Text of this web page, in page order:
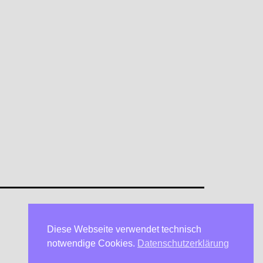
Datenschutzerklärung
Diese Webseite verwendet technisch
notwendige Cookies. Datenschutzerklärung